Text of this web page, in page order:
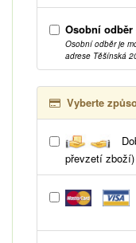
Osobní odběr
Osobní odběr je
adrese Těšínská
Vyberte
převzetí zboží)